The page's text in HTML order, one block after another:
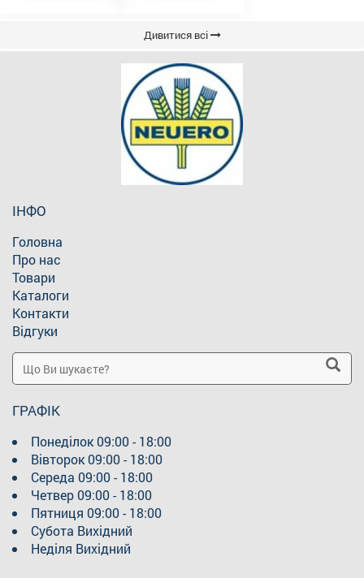
Дивитися всі
ІНФО
Головна
Про нас
Товари
Каталоги
Контакти
Відгуки
ГРАФІК
Понеділок09:00 - 18:00
Вівторок09:00 - 18:00
Середа 09:00 - 18:00
Четвер09:00 - 18:00
Пятниця 09:00 - 18:00
Субота Вихідний
Неділя Вихідний